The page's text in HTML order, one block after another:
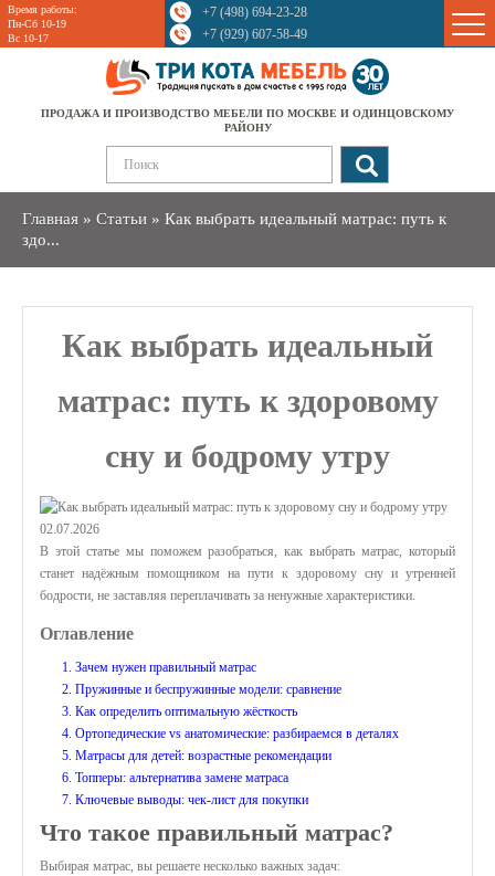
Время работы:
Пн-Сб 10-19
Вс 10-17
+7 (498) 694-23-28
+7 (929) 607-58-49
ПРОДАЖА И ПРОИЗВОДСТВО МЕБЕЛИ ПО МОСКВЕ И ОДИНЦОВСКОМУ
РАЙОНУ
Главная » Статьи » Как выбрать идеальный матрас: путь к
здо...
Как выбрать идеальный
матрас: путь к здоровому
сну и бодрому утру
02.07.2026
В этой статье мы поможем разобраться, как выбрать матрас, который
станет надёжным помощником на пути к здоровому сну и утренней
бодрости, не заставляя переплачивать за ненужные характеристики.
Оглавление
1. Зачем нужен правильный матрас
2. Пружинные и беспружинные модели: сравнение
3. Как определить оптимальную жёсткость
4. Ортопедические vs анатомические: разбираемся в деталях
5. Матрасы для детей: возрастные рекомендации
6. Топперы: альтернатива замене матраса
7. Ключевые выводы: чек‑лист для покупки
Что такое правильный матрас?
Выбирая матрас, вы решаете несколько важных задач: